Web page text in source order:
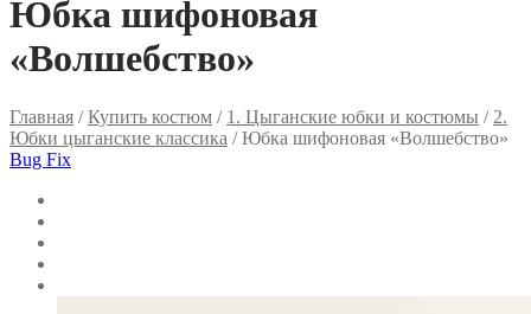
Юбка шифоновая
«Волшебство»
Главная /Купить костюм / 1. Цыганские юбки и костюмы / 2.
Юбки цыганские классика / Юбка шифоновая «Волшебство»
Bug Fix